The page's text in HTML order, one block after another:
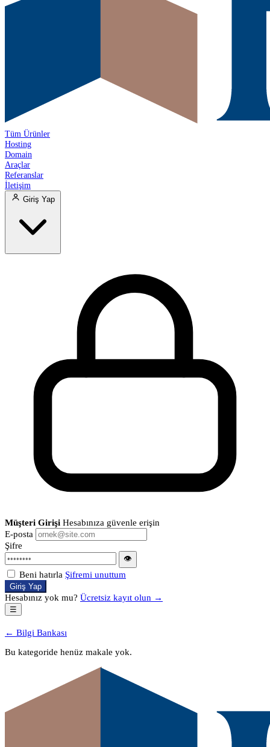
Tüm Ürünler
Hosting
Domain
Araçlar
Referanslar
İletişim
Giriş Yap
Müşteri Girişi Hesabınıza güvenle erişin
E-posta
Şifre
👁
Beni hatırla Şifremi unuttum
Giriş Yap
Hesabınız yok mu? Ücretsiz kayıt olun →
☰
← Bilgi Bankası
Bu kategoride henüz makale yok.